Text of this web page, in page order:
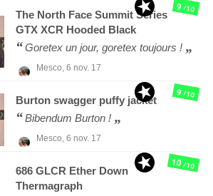
The North Face Summit Series
GTX XCR Hooded Black
Goretex un jour, goretex toujours !
Mesco, 6 nov. 17
9/10
Burton swagger puffy jacket
Bibendum Burton !
Mesco, 6 nov. 17
9/10
686 GLCR Ether Down
Thermagraph
10/10